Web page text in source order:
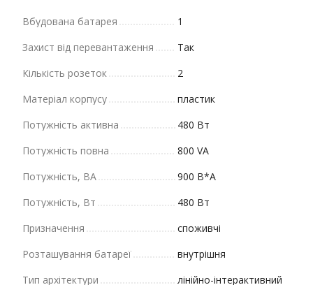
Вбудована батарея
1
Захист від перевантаження
Так
Кількість розеток
2
Матеріал корпусу
пластик
Потужність активна
480 Вт
Потужність повна
800 VA
Потужність, ВА
900 В*А
Потужність, Вт
480 Вт
Призначення
споживчі
Розташування батареї
внутрішня
Тип архітектури
лінійно-інтерактивний